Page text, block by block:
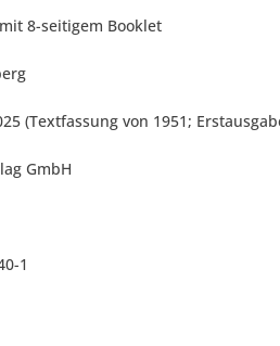
8-seitigem Booklet
(Textfassung von 1951;
GmbH
1